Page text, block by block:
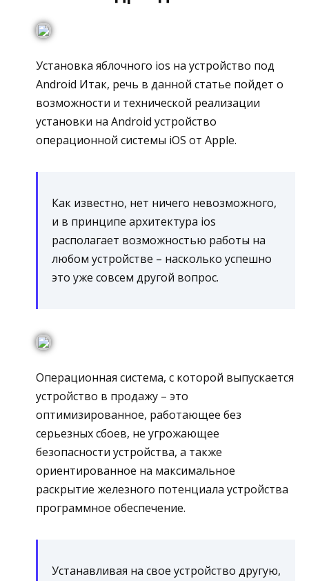
Установка яблочного ios на устройство под
Android Итак, речь в данной статье пойдет о
возможности и технической реализации
установки на Android устройство
операционной системы iOS от Apple.
Как известно, нет ничего невозможного,
и в принципе архитектура ios
располагает возможностью работы на
любом устройстве – насколько успешно
это уже совсем другой вопрос.
Операционная система, с которой выпускается
устройство в продажу – это
оптимизированное, работающее без
серьезных сбоев, не угрожающее
безопасности устройства, а также
ориентированное на максимальное
раскрытие железного потенциала устройства
программное обеспечение.
Устанавливая на свое устройство другую,